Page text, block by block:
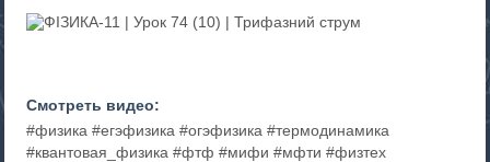
Смотреть видео:
#физика #егэфизика #огэфизика #термодинамика
#квантовая_физика #фтф #мифи #мфти #физтех